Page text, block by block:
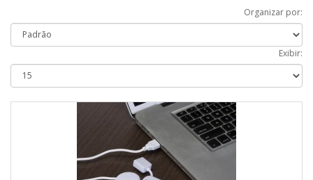
Organizar por:
Exibir: